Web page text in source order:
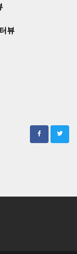
뷰